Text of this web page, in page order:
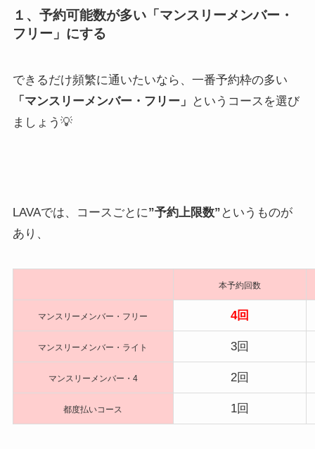
１、予約可能数が多い「マンスリーメンバー・
フリー」にする
できるだけ頻繁に通いたいなら、一番予約枠の多い
「マンスリーメンバー・フリー」
というコースを選び
ましょう💡
LAVAでは、コースごとに”予約上限数” というものが
あり、
本予約回数
マンスリーメンバー・フリー 4回
マンスリーメンバー・ライト 3回
マンスリーメンバー・4 2回
都度払いコース 1回